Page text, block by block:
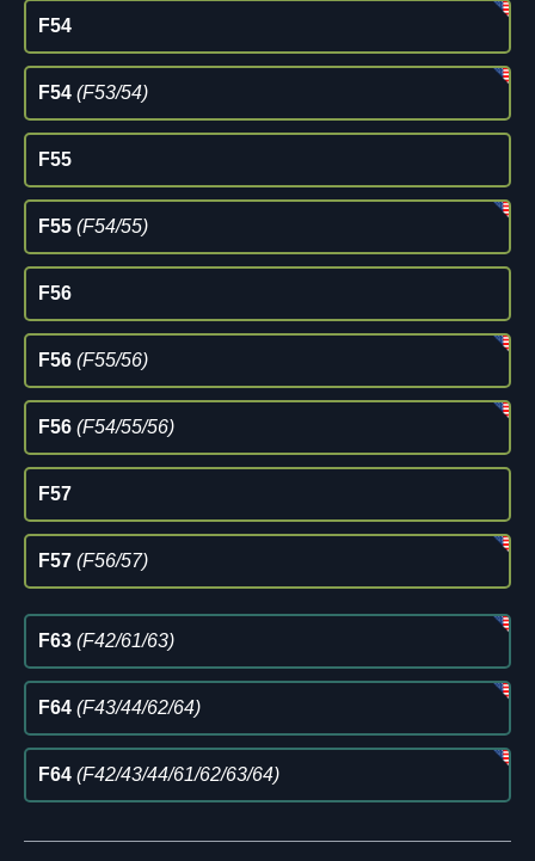
F54
F54 (F53/54)
F55
F55 (F54/55)
F56
F56 (F55/56)
F56 (F54/55/56)
F57
F57 (F56/57)
F63 (F42/61/63)
F64 (F43/44/62/64)
F64 (F42/43/44/61/62/63/64)